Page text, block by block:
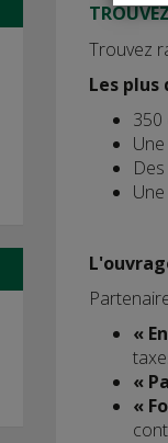
Trouvez
Les plus
350
«
«
«